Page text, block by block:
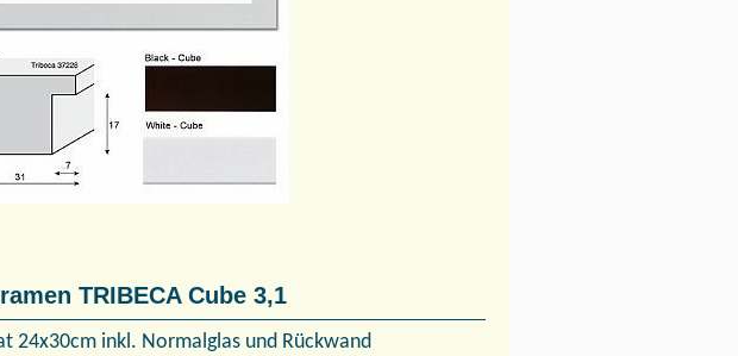
TRIBECA Cube 3,1
24x30cm inkl. Normalglas und Rückwand